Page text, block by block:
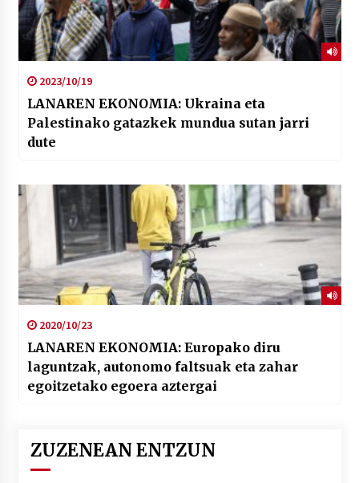
2023/10/19
LANAREN EKONOMIA: Ukraina eta
Palestinako gatazkek mundua sutan jarri
dute
2020/10/23
LANAREN EKONOMIA: Europako diru
laguntzak, autonomo faltsuak eta zahar
egoitzetako egoera aztergai
ZUZENEAN ENTZUN